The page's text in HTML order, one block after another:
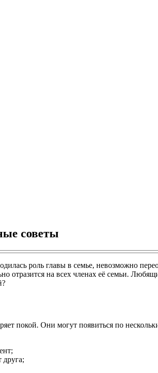
советы
роль главы в семье, невозможно
отразится на всех членах её семьи.
покой. Они могут появиться по
друга;